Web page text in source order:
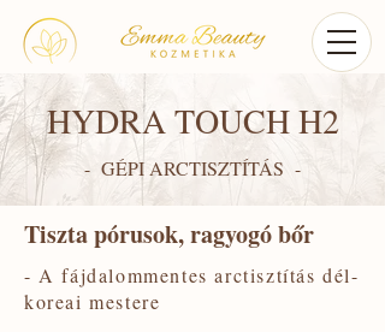
HYDRA TOUCH H2
- GÉPI ARCTISZTÍTÁS -
Tiszta pórusok, ragyogó bőr
- A fájdalommentes arctisztítás dél-
koreai mestere